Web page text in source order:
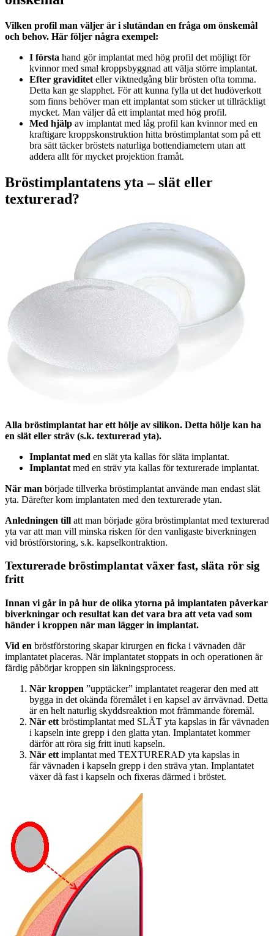
Vilken profil man väljer är i slutändan en fråga om önskemål
och behov. Här följer några exempel:
I första hand gör implantat med hög profil det möjligt för
kvinnor med smal kroppsbyggnad att välja större implantat.
Efter graviditet eller viktnedgång blir brösten ofta tomma.
Detta kan ge slapphet. För att kunna fylla ut det hudöverkott
som finns behöver man ett implantat som sticker ut tillräckligt
mycket. Man väljer då ett implantat med hög profil.
Med hjälp av implantat med låg profil kan kvinnor med en
kraftigare kroppskonstruktion hitta bröstimplantat som på ett
bra sätt täcker bröstets naturliga bottendiametern utan att
addera allt för mycket projektion framåt.
Bröstimplantatens yta – slät eller
texturerad?
Alla bröstimplantat har ett hölje av silikon. Detta hölje kan ha
en slät eller sträv (s.k. texturerad yta).
Implantat med en slät yta kallas för släta implantat.
Implantat med en sträv yta kallas för texturerade implantat.
När man började tillverka bröstimplantat använde man endast slät
yta. Därefter kom implantaten med den texturerade ytan.
Anledningen till att man började göra bröstimplantat med texturerad
yta var att man vill minska risken för den vanligaste biverkningen
vid bröstförstoring, s.k. kapselkontraktion.
Texturerade bröstimplantat växer fast, släta rör sig
fritt
Innan vi går in på hur de olika ytorna på implantaten påverkar
biverkningar och resultat kan det vara bra att veta vad som
händer i kroppen när man lägger in implantat.
Vid en bröstförstoring skapar kirurgen en ficka i vävnaden där
implantatet placeras. När implantatet stoppats in och operationen är
färdig påbörjar kroppen sin läkningsprocess.
När kroppen ”upptäcker” implantatet reagerar den med att
bygga in det okända föremålet i en kapsel av ärrvävnad. Detta
är en helt naturlig skyddsreaktion mot främmande föremål.
När ett bröstimplantat med SLÄT yta kapslas in får vävnaden
i kapseln inte grepp i den glatta ytan. Implantatet kommer
därför att röra sig fritt inuti kapseln.
När ett implantat med TEXTURERAD yta kapslas in
får vävnaden i kapseln grepp i den sträva ytan. Implantatet
växer då fast i kapseln och fixeras därmed i bröstet.